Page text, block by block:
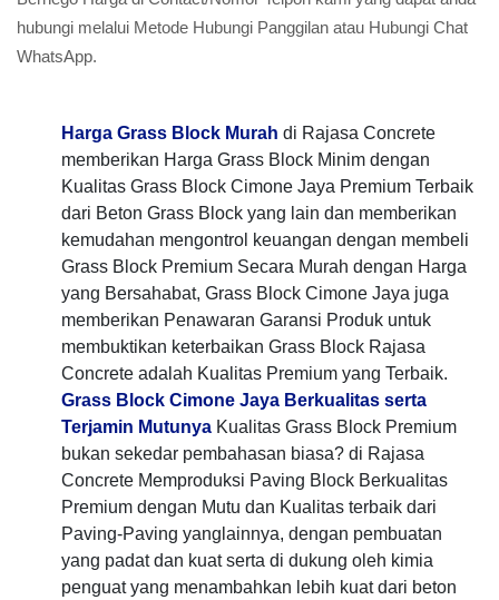
hubungi melalui Metode Hubungi Panggilan atau Hubungi Chat
WhatsApp.
Harga Grass Block Murah di Rajasa Concrete
memberikan Harga Grass Block Minim dengan
Kualitas Grass Block Cimone Jaya Premium Terbaik
dari Beton Grass Block yang lain dan memberikan
kemudahan mengontrol keuangan dengan membeli
Grass Block Premium Secara Murah dengan Harga
yang Bersahabat, Grass Block Cimone Jaya juga
memberikan Penawaran Garansi Produk untuk
membuktikan keterbaikan Grass Block Rajasa
Concrete adalah Kualitas Premium yang Terbaik.
Grass Block Cimone Jaya Berkualitas serta
Terjamin Mutunya Kualitas Grass Block Premium
bukan sekedar pembahasan biasa? di Rajasa
Concrete Memproduksi Paving Block Berkualitas
Premium dengan Mutu dan Kualitas terbaik dari
Paving-Paving yanglainnya, dengan pembuatan
yang padat dan kuat serta di dukung oleh kimia
penguat yang menambahkan lebih kuat dari beton